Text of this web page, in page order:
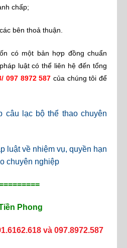
chấp;
bên thoả thuận.
có một bản hợp đồng chuẩn
luật có thể liên hệ đến tổng
097 8972 587 của chúng tôi để
câu lạc bộ thể thao chuyên
luật về nhiệm vụ, quyền hạn
chuyên nghiệp
Phong
và 097.8972.587